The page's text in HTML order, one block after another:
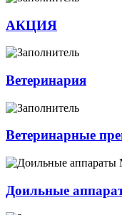
АКЦИЯ
Ветеринария
Ветеринарные
Доильные